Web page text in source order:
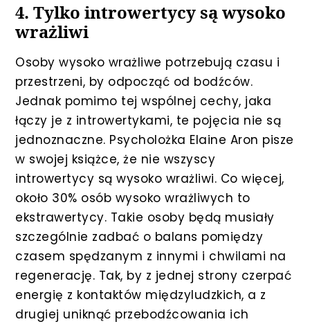
4. Tylko introwertycy są wysoko
wrażliwi
Osoby wysoko wrażliwe potrzebują czasu i
przestrzeni, by odpocząć od bodźców.
Jednak pomimo tej wspólnej cechy, jaka
łączy je z introwertykami, te pojęcia nie są
jednoznaczne. Psycholożka Elaine Aron pisze
w swojej książce, że nie wszyscy
introwertycy są wysoko wrażliwi. Co więcej,
około 30% osób wysoko wrażliwych to
ekstrawertycy. Takie osoby będą musiały
szczególnie zadbać o balans pomiędzy
czasem spędzanym z innymi i chwilami na
regenerację. Tak, by z jednej strony czerpać
energię z kontaktów międzyludzkich, a z
drugiej uniknąć przebodźcowania ich